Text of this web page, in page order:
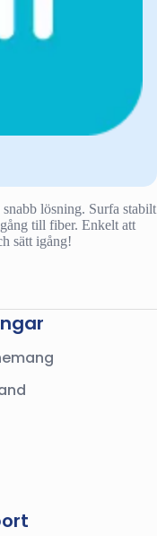
lösning. Surfa stabilt
till fiber. Enkelt att
sätt igång!